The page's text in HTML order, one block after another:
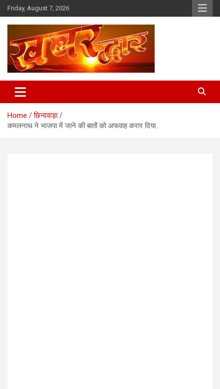
Skip
to
content
Friday, August 7, 2026
Khabar Dwar
Home
छिन्दवाड़ा
कमलनाथ ने भाजपा में जाने की बातों को अफवाह करार दिया..